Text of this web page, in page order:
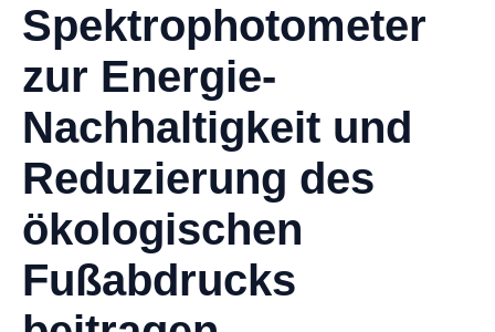
Spektrophotometer
zur Energie-
Nachhaltigkeit und
Reduzierung des
ökologischen
Fußabdrucks